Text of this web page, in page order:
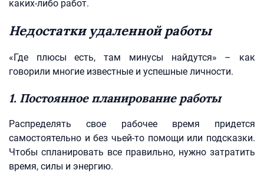
каких-либо работ.
Недостатки удаленной работы
«Где плюсы есть, там минусы найдутся» – как
говорили многие известные и успешные личности.
1. Постоянное планирование работы
Распределять свое рабочее время придется
самостоятельно и без чьей-то помощи или подсказки.
Чтобы спланировать все правильно, нужно затратить
время, силы и энергию.